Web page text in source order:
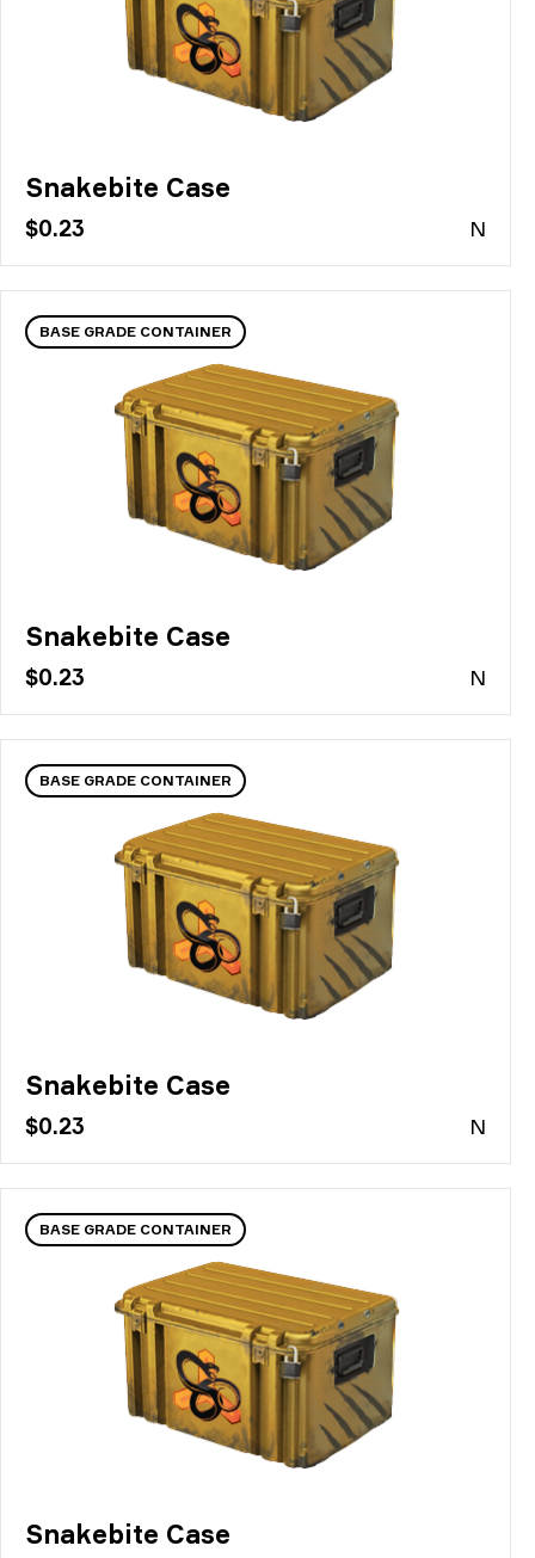
Snakebite Case
$0.23 N
BASE GRADE CONTAINER
Snakebite Case
$0.23 N
BASE GRADE CONTAINER
Snakebite Case
$0.23 N
BASE GRADE CONTAINER
Snakebite Case